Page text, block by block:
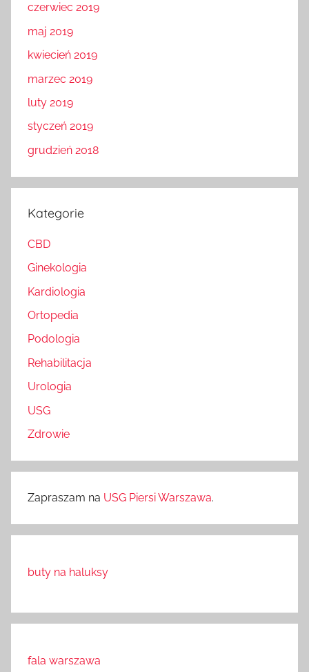
czerwiec 2019
maj 2019
kwiecień 2019
marzec 2019
luty 2019
styczeń 2019
grudzień 2018
Kategorie
CBD
Ginekologia
Kardiologia
Ortopedia
Podologia
Rehabilitacja
Urologia
USG
Zdrowie
Zapraszam na USG Piersi Warszawa.
buty na haluksy
fala warszawa